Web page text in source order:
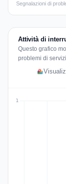
Segnalazioni di
Attività di
Questo grafico
problemi di